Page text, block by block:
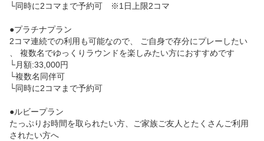
└同時に2コマまで予約可　※1日上限2コマ
●プラチナプラン
2コマ連続での利用も可能なので、 ご自身で存分にプレーしたい
、 複数名でゆっくりラウンドを楽しみたい方におすすめです
└月額:33,000円
└複数名同伴可
└同時に2コマまで予約可
●ルビープラン
たっぷりお時間を取られたい方、ご家族ご友人とたくさんご利用
されたい方へ